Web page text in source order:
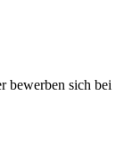
bewerben sich bei